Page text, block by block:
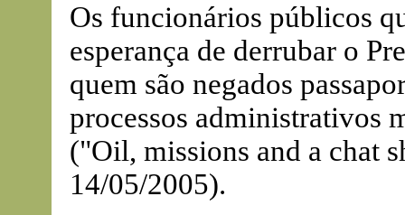
Os funcionários públicos
esperança de derrubar o
quem são negados
processos administrativos
("Oil, missions and a chat
14/05/2005).